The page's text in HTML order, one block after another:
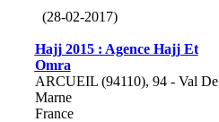
(28-02-2017)
Hajj 2015 : Agence Hajj Et
Omra
ARCUEIL (94110), 94 - Val De
Marne
France